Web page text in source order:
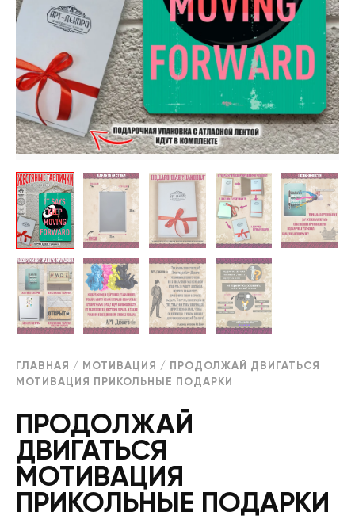
ГЛАВНАЯ / МОТИВАЦИЯ / ПРОДОЛЖАЙ ДВИГАТЬСЯ
МОТИВАЦИЯ ПРИКОЛЬНЫЕ ПОДАРКИ
ПРОДОЛЖАЙ
ДВИГАТЬСЯ
МОТИВАЦИЯ
ПРИКОЛЬНЫЕ ПОДАРКИ